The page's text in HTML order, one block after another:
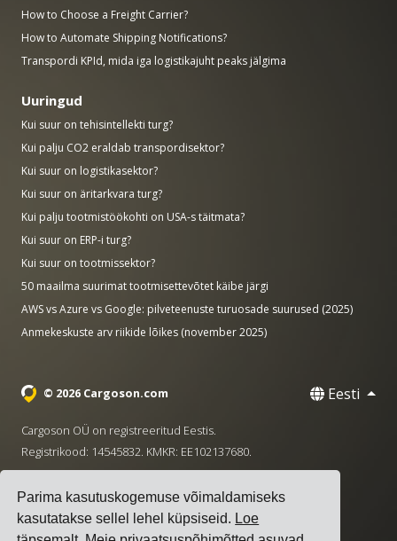
Parima kasutuskogemuse võimaldamiseks
kasutatakse sellel lehel küpsiseid. Loe
How to Choose a Freight Carrier?
How to Automate Shipping Notifications?
Transpordi KPId, mida iga logistikajuht peaks jälgima
Uuringud
Kui suur on tehisintellekti turg?
Kui palju CO2 eraldab transpordisektor?
Kui suur on logistikasektor?
Kui suur on äritarkvara turg?
Kui palju tootmistöökohti on USA-s täitmata?
Kui suur on ERP-i turg?
Kui suur on tootmissektor?
50 maailma suurimat tootmisettevõtet käibe järgi
AWS vs Azure vs Google: pilveteenuste turuosade suurused (2025)
Anmekeskuste arv riikide lõikes (november 2025)
© 2026 Cargoson.com Eesti
Cargoson OÜ on registreeritud Eestis.
Registrikood: 14545832. KMKR: EE102137680.
· hello@cargoson.com